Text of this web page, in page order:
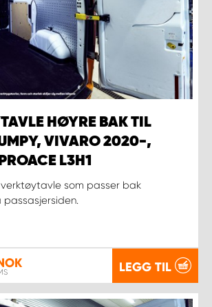
HØYRE BAK TIL
VIVARO 2020-,
L3H1
som passer bak
LEGG TIL